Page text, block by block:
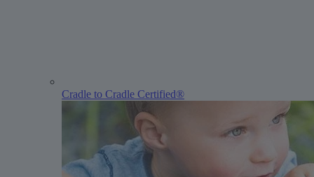
Cradle to Cradle Certified®